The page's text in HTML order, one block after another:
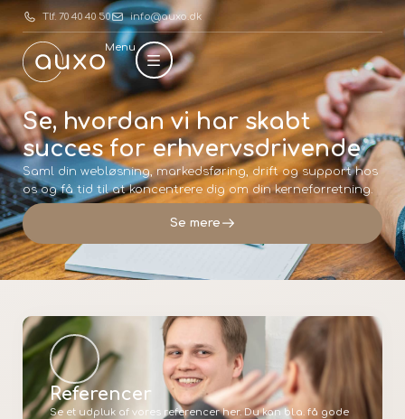
Tlf. 70 40 40 50 info@auxo.dk
Menu
Se, hvordan vi har skabt
succes for erhvervsdrivende
Saml din webløsning, markedsføring, drift og support hos
os og få tid til at koncentrere dig om din kerneforretning.
Se mere
Referencer
Se et udpluk af vores referencer her. Du kan bl.a. få gode